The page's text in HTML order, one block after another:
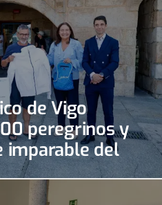
de Vigo
peregrinos y
imparable del
de la Costa